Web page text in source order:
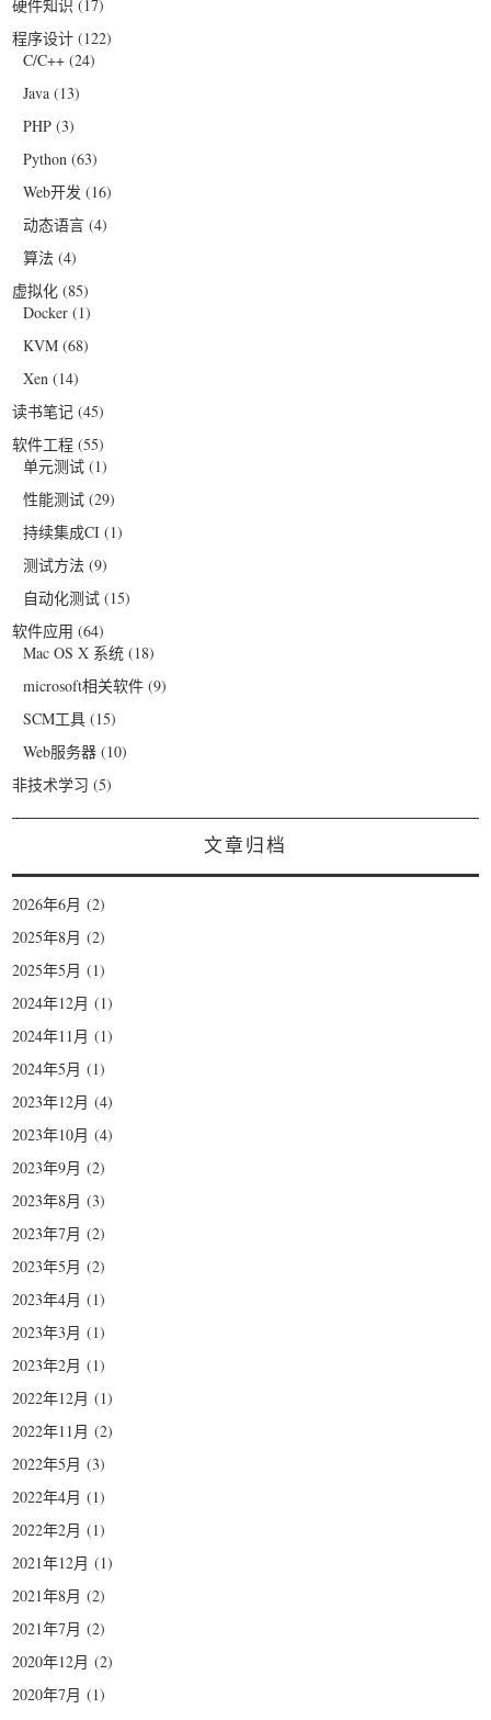
硬件知识 (17)
程序设计 (122)
C/C++ (24)
Java (13)
PHP (3)
Python (63)
Web开发 (16)
动态语言 (4)
算法 (4)
虚拟化 (85)
Docker (1)
KVM (68)
Xen (14)
读书笔记 (45)
软件工程 (55)
单元测试 (1)
性能测试 (29)
持续集成CI (1)
测试方法 (9)
自动化测试 (15)
软件应用 (64)
Mac OS X 系统 (18)
microsoft相关软件 (9)
SCM工具 (15)
Web服务器 (10)
非技术学习 (5)
文章归档
2026年6月 (2)
2025年8月 (2)
2025年5月 (1)
2024年12月 (1)
2024年11月 (1)
2024年5月 (1)
2023年12月 (4)
2023年10月 (4)
2023年9月 (2)
2023年8月 (3)
2023年7月 (2)
2023年5月 (2)
2023年4月 (1)
2023年3月 (1)
2023年2月 (1)
2022年12月 (1)
2022年11月 (2)
2022年5月 (3)
2022年4月 (1)
2022年2月 (1)
2021年12月 (1)
2021年8月 (2)
2021年7月 (2)
2020年12月 (2)
2020年7月 (1)